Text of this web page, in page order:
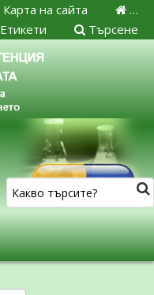
…
Карта на сайта
Търсене
Етикети